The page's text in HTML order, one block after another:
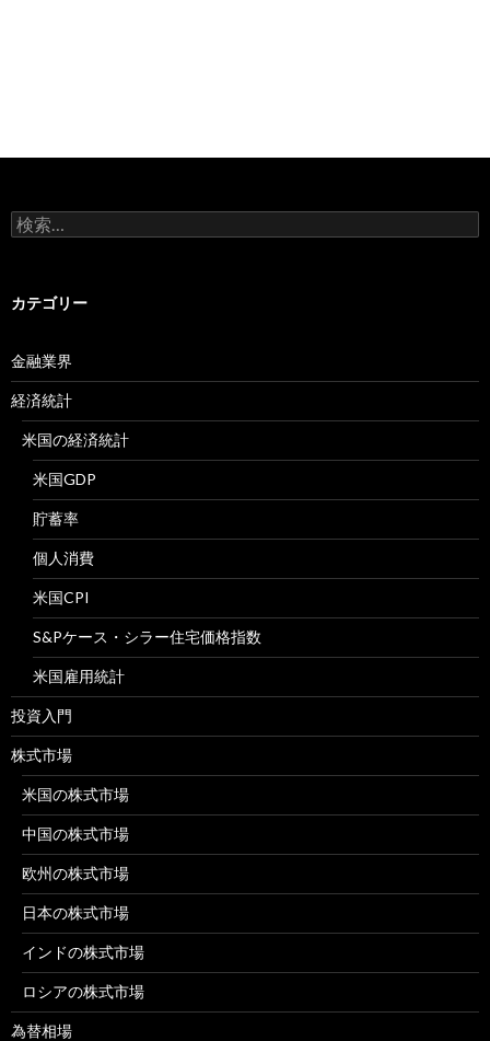
検
索:
カテゴリー
金融業界
経済統計
米国の経済統計
米国GDP
貯蓄率
個人消費
米国CPI
S&Pケース・シラー住宅価格指数
米国雇用統計
投資入門
株式市場
米国の株式市場
中国の株式市場
欧州の株式市場
日本の株式市場
インドの株式市場
ロシアの株式市場
為替相場